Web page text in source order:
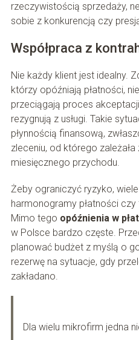
rzeczywistością sprzedaży,
sobie z konkurencją czy
Współpraca z
Nie każdy klient jest idealny.
którzy opóźniają płatności,
przeciągają proces
rezygnują z usługi. Takie
płynnością finansową,
zleceniu, od którego
miesięcznego przychodu.
Żeby ograniczyć ryzyko,
harmonogramy płatności
Mimo tego opóźnienia w
w Polsce bardzo częste.
planować budżet z myślą o
rezerwę na sytuacje, gdy
zakładano.
Dla wielu mikrofirm jedna